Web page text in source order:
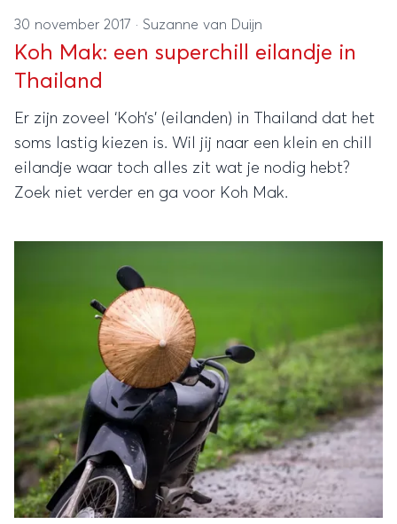
30 november 2017 · Suzanne van Duijn
Koh Mak: een superchill eilandje in
Thailand
Er zijn zoveel ‘Koh’s’ (eilanden) in Thailand dat het
soms lastig kiezen is. Wil jij naar een klein en chill
eilandje waar toch alles zit wat je nodig hebt?
Zoek niet verder en ga voor Koh Mak.